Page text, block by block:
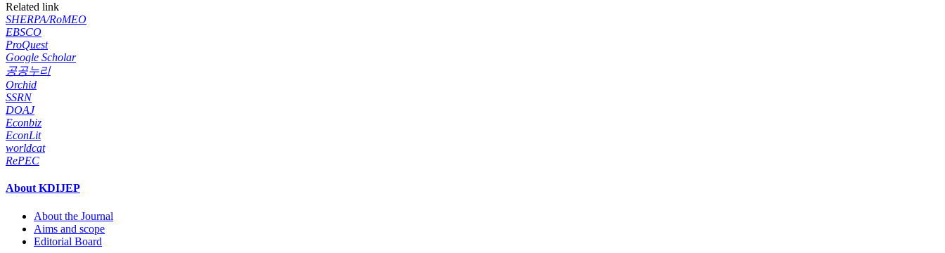
Related link
SHERPA/RoMEO
EBSCO
ProQuest
Google Scholar
공공누리
Orchid
SSRN
DOAJ
Econbiz
EconLit
worldcat
RePEC
About KDIJEP
About the Journal
Aims and scope
Editorial Board